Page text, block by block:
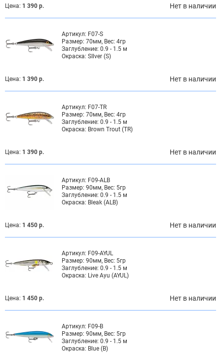
Цена: 1 390 р. Нет в наличии
Артикул: F07-S
Размер: 70мм, Вес: 4гр
Заглубление: 0.9 - 1.5 м
Окраска: SIlver (S)
Цена: 1 390 р. Нет в наличии
Артикул: F07-TR
Размер: 70мм, Вес: 4гр
Заглубление: 0.9 - 1.5 м
Окраска: Brown Trout (TR)
Цена: 1 390 р. Нет в наличии
Артикул: F09-ALB
Размер: 90мм, Вес: 5гр
Заглубление: 0.9 - 1.5 м
Окраска: Bleak (ALB)
Цена: 1 450 р. Нет в наличии
Артикул: F09-AYUL
Размер: 90мм, Вес: 5гр
Заглубление: 0.9 - 1.5 м
Окраска: Live Ayu (AYUL)
Цена: 1 450 р. Нет в наличии
Артикул: F09-B
Размер: 90мм, Вес: 5гр
Заглубление: 0.9 - 1.5 м
Окраска: Blue (B)